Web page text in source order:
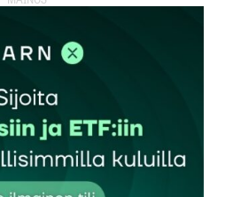
kirjautua
ei julkaista.Pakolliset